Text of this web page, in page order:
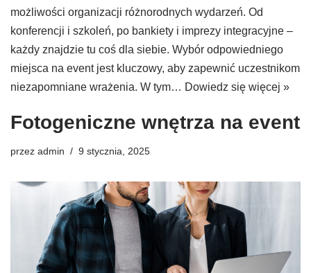
możliwości organizacji różnorodnych wydarzeń. Od
konferencji i szkoleń, po bankiety i imprezy integracyjne –
każdy znajdzie tu coś dla siebie. Wybór odpowiedniego
miejsca na event jest kluczowy, aby zapewnić uczestnikom
niezapomniane wrażenia. W tym… Dowiedz się więcej »
Fotogeniczne wnętrza na event
przez admin 9 stycznia, 2025